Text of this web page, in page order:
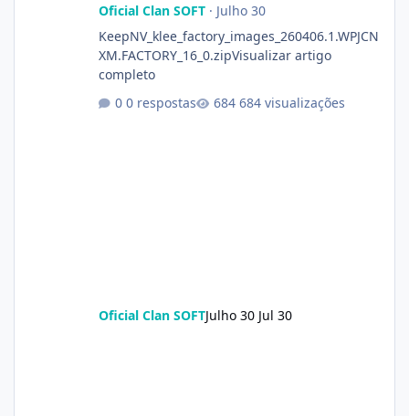
Oficial Clan SOFT· Julho 30
KeepNV_klee_factory_images_260406.1.WPJCN
XM.FACTORY_16_0.zipVisualizar artigo
completo
0 respostas
684 visualizações
Oficial Clan SOFTJulho 30 Jul 30